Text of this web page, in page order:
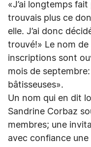
«J’ai longtemps fait
trouvais plus ce
elle. J’ai donc
trouvé!» Le nom
inscriptions sont
mois de
bâtisseuses».
Un nom qui en dit
Sandrine Corbaz
membres; une
avec confiance